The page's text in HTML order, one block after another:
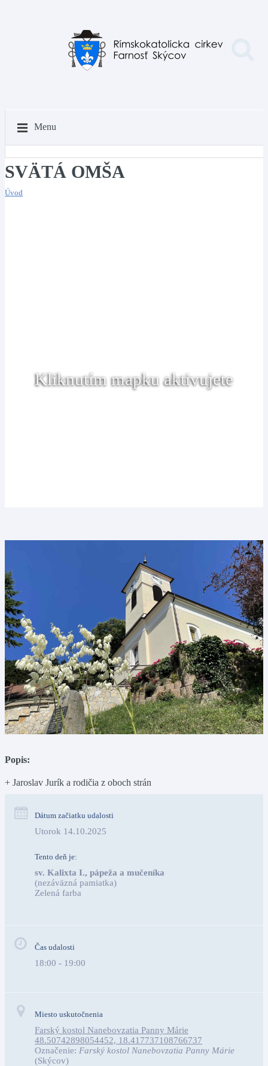
Menu
SVÄTÁ OMŠA
Úvod
Kliknutím mapku aktivujete
Popis:
+ Jaroslav Jurík a rodičia z oboch strán
Dátum začiatku udalosti
Utorok 14.10.2025
Tento deň je:
sv. Kalixta I., pápeža a mučeníka
(nezáväzná pamiatka)
Zelená farba
Čas udalosti
18:00 - 19:00
Miesto uskutočnenia
Farský kostol Nanebovzatia Panny Márie
48.50742898054452, 18.417737108766737
Označenie: Farský kostol Nanebovzatia Panny Márie
(Skýcov)